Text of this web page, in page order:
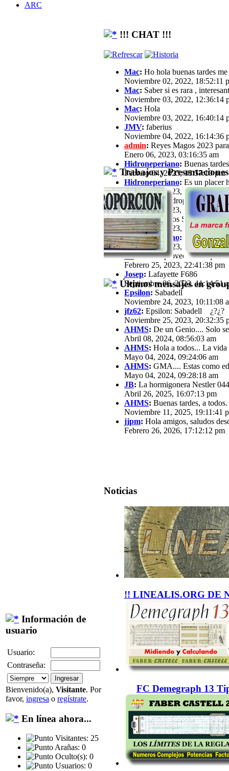
ARC
Información de
usuario
Usuario:
Contraseña:
Bienvenido(a), Visitante. Por
favor, ingresa o regístrate.
En línea ahora...
Visitantes: 25
Arañas: 0
Oculto(s): 0
Usuarios: 0
!!! CHAT !!!
Mac: Ho hola buenas tardes
Noviembre 02, 2022, 18:52:11
Mac: Saber si es rara ,
Noviembre 03, 2022, 12:36:14
Mac: Hola
Noviembre 03, 2022, 16:40:14
JMV: faberius
Noviembre 04, 2022, 16:14:36
admin: Reyes Magos 2023
Enero 06, 2023, 03:16:35 am
Hidroneperiano: Buenas
Febrero 04, 2023, 18:57:10 pm
Hidroneperiano: Es un placer
Febrero 04, 2023, 18:57:33 pm
jfz62:Hola Hidroperiano, Ya
Febrero 11, 2023, 21:03:25 pm
JB:Hola a todos Soy José
Febrero 13, 2023, 16:39:57 pm
Hidroneperiano: Hola a todos
Febrero 15, 2023, 20:44:40 pm
JB:Hola. Aprovechando que a
Febrero 25, 2023, 22:41:38 pm
Josep: Lafayette F686
Septiembre 06, 2023, 11:14:51
Epsilon: Sabadell
Noviembre 24, 2023, 10:11:08
jfz62: Epsilon: Sabadell ¿?¿?
Noviembre 25, 2023, 20:32:35
AHMS: De un Genio.... Solo
Abril 08, 2024, 08:56:03 am
AHMS: Hola a todos... La vida
Mayo 04, 2024, 09:24:06 am
AHMS: GMA.... Estas como
Mayo 04, 2024, 09:28:18 am
JB: La hormigonera Nestler
Abril 26, 2025, 16:07:13 pm
AHMS: Buenas tardes, a todos.
Noviembre 11, 2025, 19:11:41
jjpm: Hola amigos, saludos
Febrero 26, 2026, 17:12:12 pm
Trabajos y
Últimos mensajes en
Noticias
!! LINEALIS.ORG DE
FC Demegraph 13